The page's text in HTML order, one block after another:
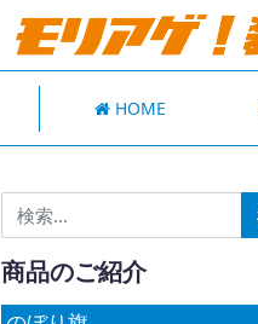
HOME
検索:
商品のご紹介